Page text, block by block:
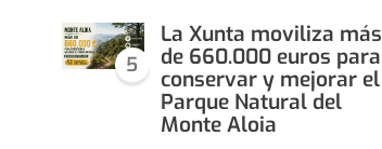
5
La Xunta moviliza más
de 660.000 euros para
conservar y mejorar el
Parque Natural del
Monte Aloia